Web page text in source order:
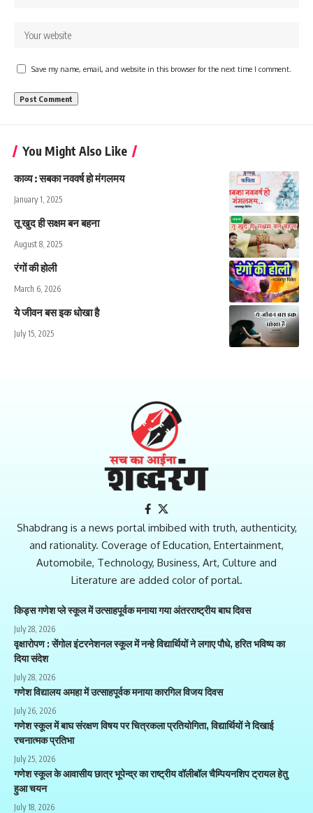
Save my name, email, and website in this browser for the next time I comment.
You Might Also Like
काव्य : सबका नववर्ष हो मंगलमय
January 1, 2025
तू खुद ही सक्षम बन बहना
August 8, 2025
रंगों की होली
March 6, 2026
ये जीवन बस इक धोखा है
July 15, 2025
Shabdrang is a news portal imbibed with truth, authenticity,
and rationality. Coverage of Education, Entertainment,
Automobile, Technology, Business, Art, Culture and
Literature are added color of portal.
किड्स गणेश प्ले स्कूल में उत्साहपूर्वक मनाया गया अंतरराष्ट्रीय बाघ दिवस
July 28, 2026
वृक्षारोपण : सेंगोल इंटरनेशनल स्कूल में नन्हे विद्यार्थियों ने लगाए पौधे, हरित भविष्य का
दिया संदेश
July 28, 2026
गणेश विद्यालय अमहा में उत्साहपूर्वक मनाया कारगिल विजय दिवस
July 26, 2026
गणेश स्कूल में बाघ संरक्षण विषय पर चित्रकला प्रतियोगिता, विद्यार्थियों ने दिखाई
रचनात्मक प्रतिभा
July 25, 2026
गणेश स्कूल के आवासीय छात्र भूपेन्द्र का राष्ट्रीय वॉलीबॉल चैम्पियनशिप ट्रायल हेतु
हुआ चयन
July 18, 2026